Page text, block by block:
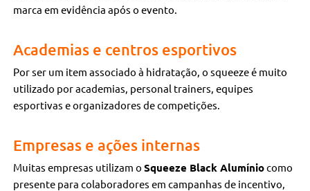
marca em evidência após o evento.
Academias e centros esportivos
Por ser um item associado à hidratação, o squeeze é muito
utilizado por academias, personal trainers, equipes
esportivas e organizadores de competições.
Empresas e ações internas
Muitas empresas utilizam oSqueeze Black Alumíniocomo
presente para colaboradores em campanhas de incentivo,